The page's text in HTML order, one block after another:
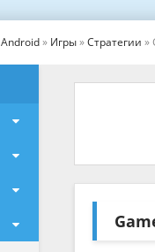
Android» Игры»Стратегии »